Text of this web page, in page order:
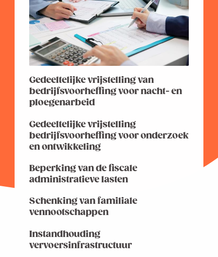
Gedeeltelijke vrijstelling van
bedrijfsvoorheffing voor nacht- en
ploegenarbeid
Gedeeltelijke vrijstelling
bedrijfsvoorheffing voor onderzoek
en ontwikkeling
Beperking van de fiscale
administratieve lasten
Schenking van familiale
vennootschappen
Instandhouding
vervoersinfrastructuur